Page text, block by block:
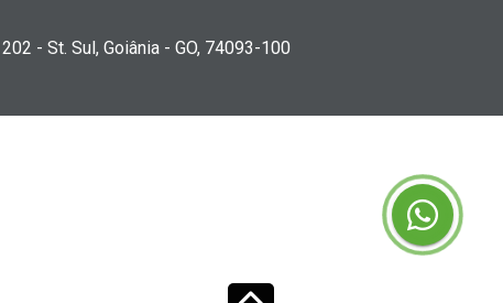
- St. Sul, Goiânia - GO, 74093-100